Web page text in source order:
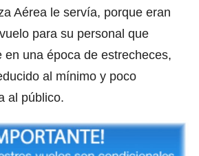
Aérea le servía, porque eran
para su personal que
en una época de estrecheces,
al mínimo y poco
al público.